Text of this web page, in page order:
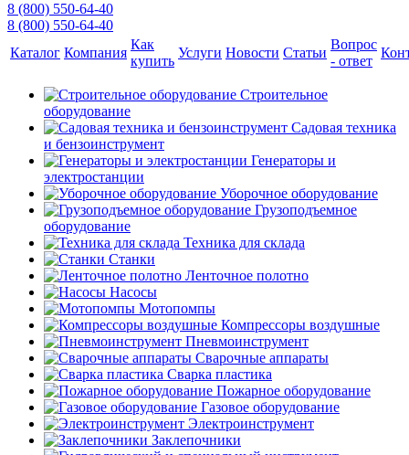
8 (800) 550-64-40
8 (800) 550-64-40
Каталог Компания
Как
купить
Услуги Новости Статьи
Вопрос
- ответ
Строительное
оборудование
Садовая техника
и бензоинструмент
Генераторы и
электростанции
Уборочное оборудование
Грузоподъемное
оборудование
Техника для склада
Станки
Ленточное полотно
Насосы
Мотопомпы
Компрессоры воздушные
Пневмоинструмент
Сварочные аппараты
Сварка пластика
Пожарное оборудование
Газовое оборудование
Электроинструмент
Заклепочники